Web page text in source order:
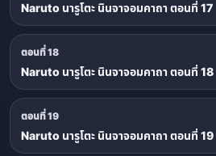
Naruto นารูโตะ นินจาจอมคาถา ตอนที่ 17
ตอนที่ 18
Naruto นารูโตะ นินจาจอมคาถา ตอนที่ 18
ตอนที่ 19
Naruto นารูโตะ นินจาจอมคาถา ตอนที่ 19